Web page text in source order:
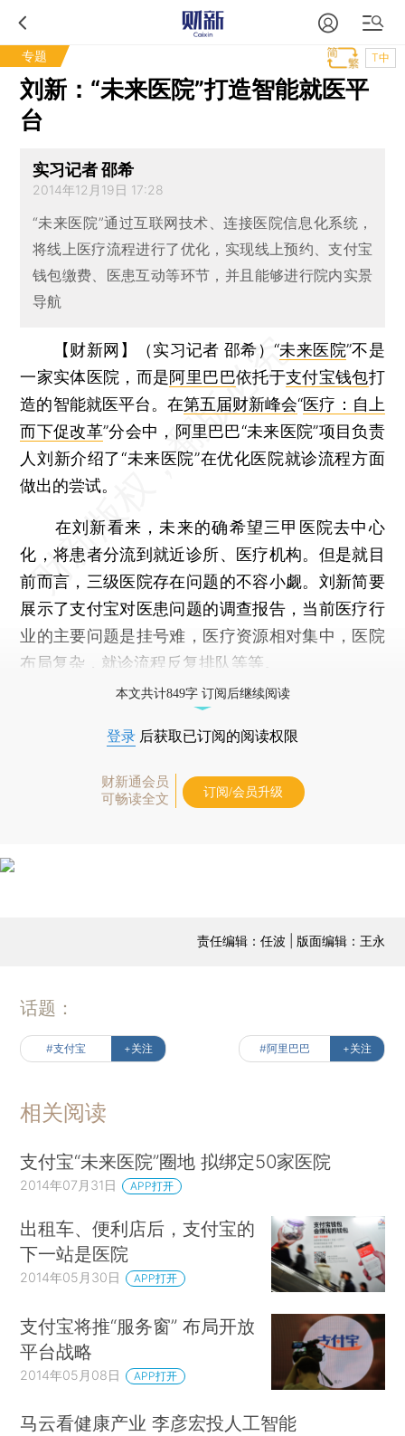
专题 T中
刘新：“未来医院”打造智能就医平
台
实习记者 邵希
2014年12月19日 17:28
“未来医院”通过互联网技术、连接医院信息化系统，
将线上医疗流程进行了优化，实现线上预约、支付宝
钱包缴费、医患互动等环节，并且能够进行院内实景
导航
【财新网】（实习记者 邵希）“未来医院”不是
一家实体医院，而是阿里巴巴依托于支付宝钱包打
造的智能就医平台。在第五届财新峰会“医疗：自上
而下促改革”分会中，阿里巴巴“未来医院”项目负责
人刘新介绍了“未来医院”在优化医院就诊流程方面
做出的尝试。
在刘新看来，未来的确希望三甲医院去中心
化，将患者分流到就近诊所、医疗机构。但是就目
前而言，三级医院存在问题的不容小觑。刘新简要
展示了支付宝对医患问题的调查报告，当前医疗行
业的主要问题是挂号难，医疗资源相对集中，医院
布局复杂，就诊流程反复排队等等。
本文共计849字 订阅后继续阅读
登录 后获取已订阅的阅读权限
财新通会员
可畅读全文
订阅/会员升级
责任编辑：任波 | 版面编辑：王永
话题：
#支付宝 +关注 #阿里巴巴 +关注
相关阅读
支付宝“未来医院”圈地 拟绑定50家医院
2014年07月31日 APP打开
出租车、便利店后，支付宝的
下一站是医院
2014年05月30日 APP打开
支付宝将推“服务窗” 布局开放
平台战略
2014年05月08日 APP打开
马云看健康产业 李彦宏投人工智能